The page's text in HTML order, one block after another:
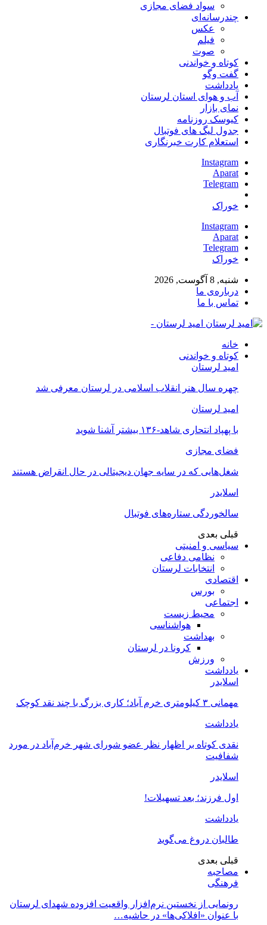
سواد فضای مجازی
چندرسانه‌ای
عكس
فیلم
صوت
کوتاه و خواندنی
گفت وگو
یادداشت
آب و هوای استان لرستان
نمای بازار
کیوسک روزنامه
جدول لیگ های فوتبال
استعلام کارت خبرنگاری
Instagram
Aparat
Telegram
خوراک
Instagram
Aparat
Telegram
خوراک
شنبه, 8 آگوست, 2026
درباره‌ی ما
تماس با ما
امید لرستان -
خانه
کوتاه و خواندنی
امید لرستان
چهره سال هنر انقلاب اسلامی در لرستان معرفی شد
امید لرستان
با پهپاد انتحاری شاهد-۱۳۶ بیشتر آشنا شوید
فضای مجازی
شغل‌‌هایی که در سایه جهان دیجیتالی در حال انقراض هستند
اسلایدر
سالخوردگی ستاره‌های فوتبال
قبلی بعدی
سیاسی و امنیتی
نظامی دفاعی
انتخابات لرستان
اقتصادی
بورس
اجتماعی
محیط زیست
هواشناسی
بهداشت
کرونا در لرستان
ورزش
یادداشت
اسلایدر
مهمانی ۳ کیلومتری خرم آباد؛ کاری بزرگ با چند نقد کوچک
یادداشت
نقدی کوتاه بر اظهار نظر عضو شورای شهر خرم‌آباد در مورد
شفافیت
اسلایدر
اول فرزند؛ بعد تسهیلات!
یادداشت
طالبان دروغ می‌گوید
قبلی بعدی
مصاحبه
فرهنگی
رونمایی از نخستین نرم‌افزار واقعیت افزوده شهدای لرستان
با عنوان «افلاکی‌ها» در حاشیه…